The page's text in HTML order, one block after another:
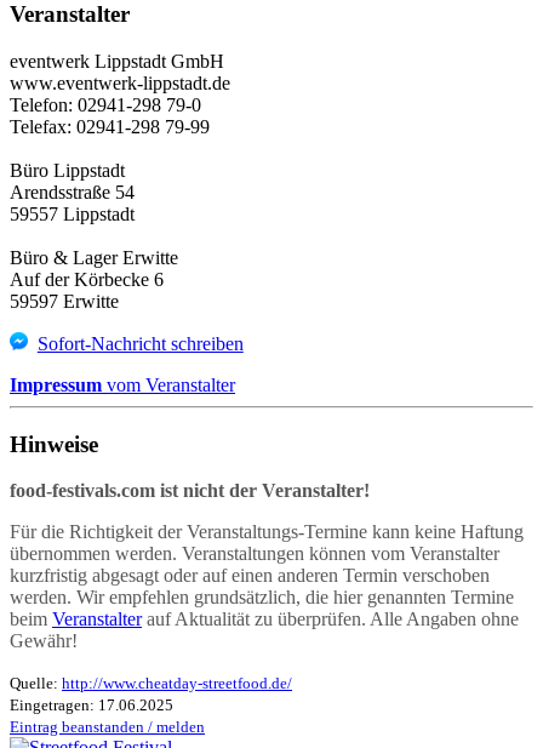
Veranstalter
eventwerk Lippstadt GmbH
www.eventwerk-lippstadt.de
Telefon: 02941-298 79-0
Telefax: 02941-298 79-99
Büro Lippstadt
Arendsstraße 54
59557 Lippstadt
Büro & Lager Erwitte
Auf der Körbecke 6
59597 Erwitte
Sofort-Nachricht schreiben
Impressum vom Veranstalter
Hinweise
food-festivals.com ist nicht der Veranstalter!
Für die Richtigkeit der Veranstaltungs-Termine kann keine Haftung
übernommen werden. Veranstaltungen können vom Veranstalter
kurzfristig abgesagt oder auf einen anderen Termin verschoben
werden. Wir empfehlen grundsätzlich, die hier genannten Termine
beim Veranstalterauf Aktualität zu überprüfen. Alle Angaben ohne
Gewähr!
Quelle: http://www.cheatday-streetfood.de/
Eingetragen: 17.06.2025
Eintrag beanstanden / melden